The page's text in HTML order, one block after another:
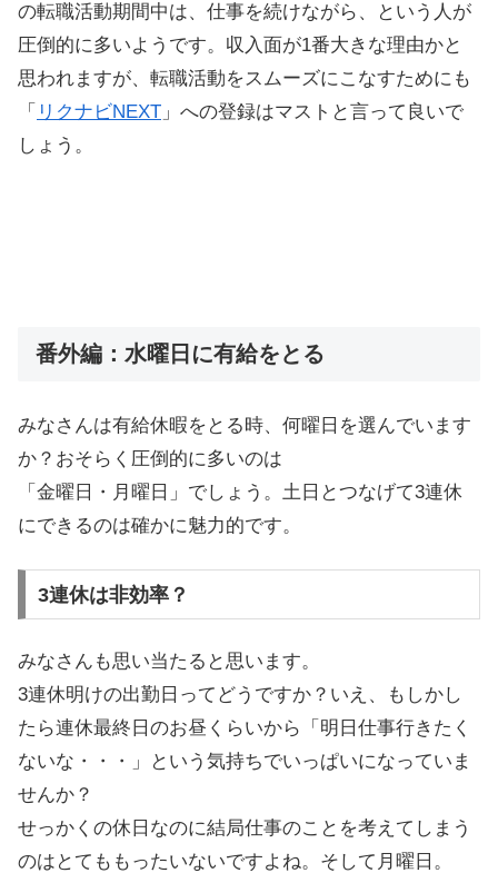
の転職活動期間中は、仕事を続けながら、という人が
圧倒的に多いようです。収入面が1番大きな理由かと
思われますが、転職活動をスムーズにこなすためにも
「 リクナビNEXT 」への登録はマストと言って良いで
しょう。
番外編：水曜日に有給をとる
みなさんは有給休暇をとる時、何曜日を選んでいます
か？おそらく圧倒的に多いのは
「金曜日・月曜日」でしょう。土日とつなげて3連休
にできるのは確かに魅力的です。
3連休は非効率？
みなさんも思い当たると思います。
3連休明けの出勤日ってどうですか？いえ、もしかし
たら連休最終日のお昼くらいから「明日仕事行きたく
ないな・・・」という気持ちでいっぱいになっていま
せんか？
せっかくの休日なのに結局仕事のことを考えてしまう
のはとてももったいないですよね。そして月曜日。